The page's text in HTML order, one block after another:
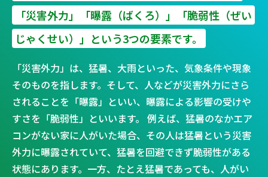
「災害外力」「曝露（ばくろ）」「脆弱性（ぜい
じゃくせい）」という3つの要素です。
「災害外力」は、猛暑、大雨といった、気象条件や現象
そのものを指します。そして、人などが災害外力にさら
されることを「曝露」といい、曝露による影響の受けや
すさを「脆弱性」といいます。 例えば、猛暑のなかエア
コンがない家に人がいた場合、その人は猛暑という災害
外力に曝露されていて、猛暑を回避できず脆弱性がある
状態にあります。一方、たとえ猛暑であっても、人がい